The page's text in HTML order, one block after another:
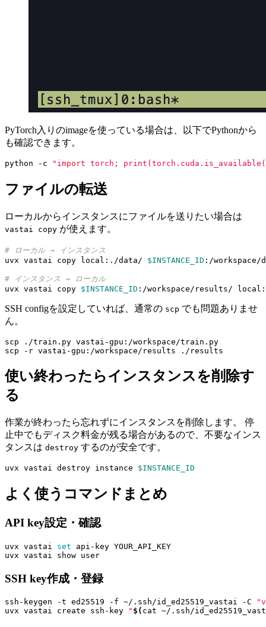
PyTorch入りのimageを使っている場合は、以下でPythonから
も確認できます。
python -c "import torch;
ファイルの転送
ローカルからインスタンスにファイルを送りたい場合は
vastai copy が使えます。
# ローカル → インスタンス
uvx vastai copy local:./data/ $INSTANCE_ID
# インスタンス → ローカル
uvx vastai copy $INSTANCE_ID
SSH configを設定していれば、通常の scp でも問題ありませ
ん。
使い終わったらインスタンスを削除す
る
作業が終わったら忘れずにインスタンスを削除します。 停
止中でもディスク料金が残る場合があるので、不要なインス
タンスは destroy するのが安全です。
uvx vastai destroy instance $INSTANCE_ID
よく使うコマンドまとめ
API key設定・確認
uvx vastai set
SSH key作成・登録
ssh-keygen -t ed25519 -f ~/.ssh/id_ed25519_vastai -C
uvx vastai create ssh-key
" $( cat ~/.ssh/